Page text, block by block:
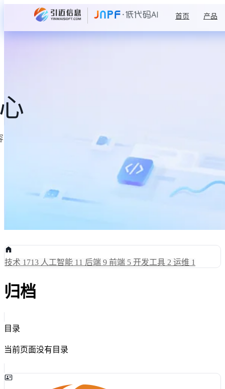
首页 产品
技术 1713 人工智能 11 后端 9 前端 5 开发工具 2 运维 1
归档
目录
当前页面没有目录